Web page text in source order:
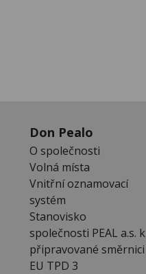
Don Pealo
O společnosti
Volná místa
Vnitřní oznamovací
systém
Stanovisko
společnosti PEAL a.s. k
připravované směrnici
EU TPD 3